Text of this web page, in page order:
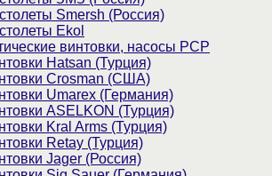
Smersh (Россия)
Ekol
винтовки, насосы PCP
Hatsan (Турция)
Crosman (США)
Umarex (Германия)
ASELKON (Турция)
Kral Arms (Турция)
Retay (Турция)
Jager (Россия)